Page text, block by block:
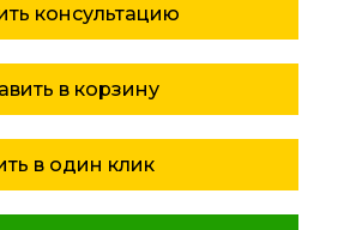
консультацию
в корзину
в один клик